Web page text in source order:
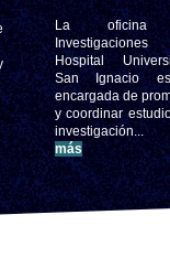
La oficina
Hospital
San Ignacio
encargada de
y coordinar
investigación...
más